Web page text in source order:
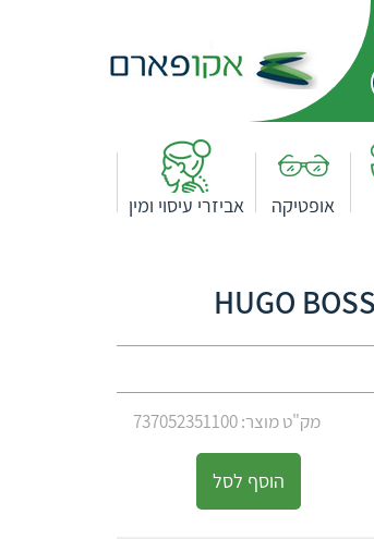
אופטיקה אביזרי עיסוי ומין
מק"ט מוצר: 737052351100
הוסף לסל